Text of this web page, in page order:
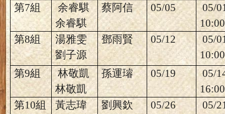
第7組
余睿騏
余睿騏
蔡阿信 05/05
05/
第8組
湯雅雯
劉子源
鄧雨賢 05/12
05/
第9組
林敬凱
林敬凱
孫運璿 05/19
05/
第10組
黃志瑋
劉興欽 05/26
05/